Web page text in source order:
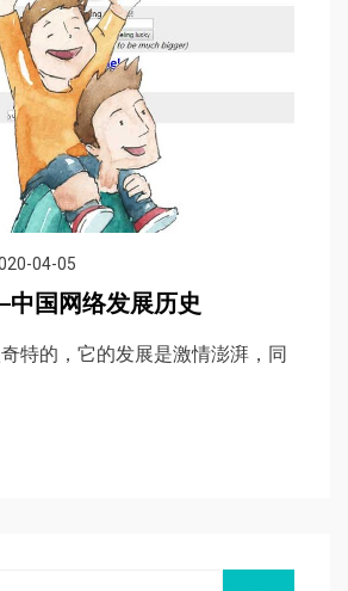
04-05
国网络发展历史
特的，它的发展是激情澎湃，同